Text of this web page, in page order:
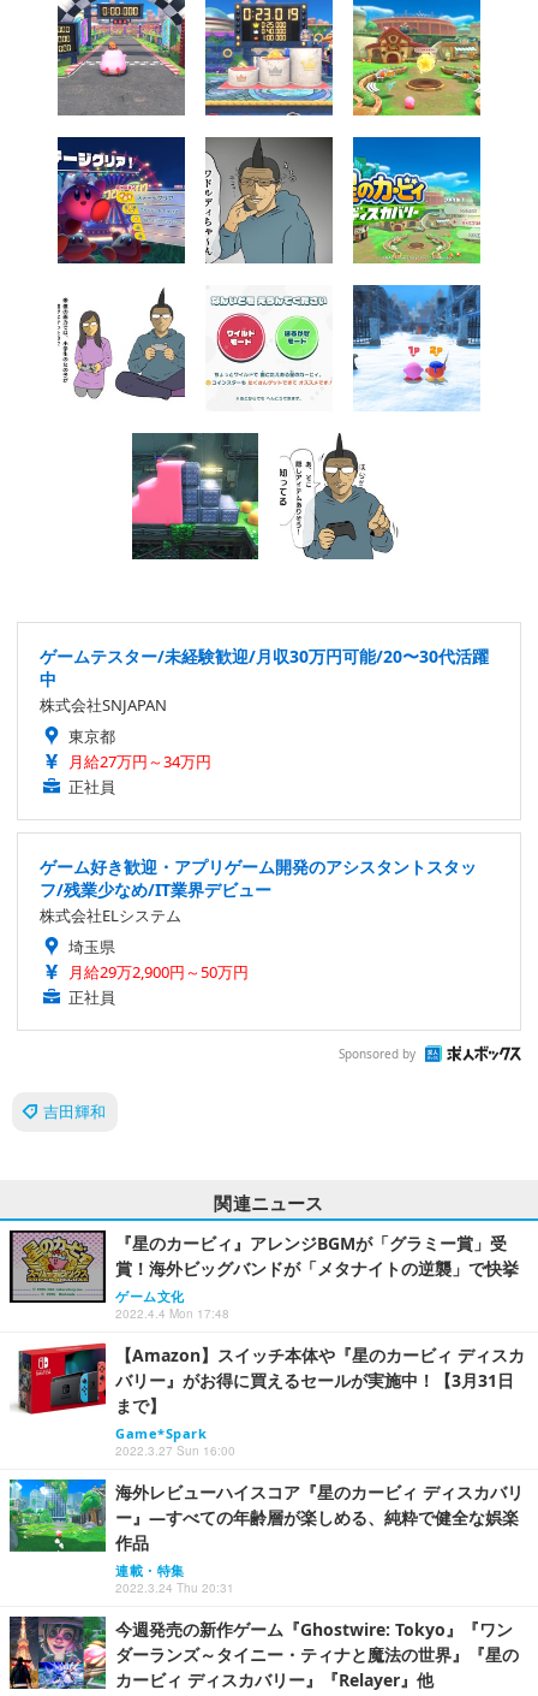
ゲームテスター/未経験歓迎/月収30万円可能/20〜30代活躍
中
株式会社SNJAPAN
東京都
月給27万円～34万円
正社員
ゲーム好き歓迎・アプリゲーム開発のアシスタントスタッ
フ/残業少なめ/IT業界デビュー
株式会社ELシステム
埼玉県
月給29万2,900円～50万円
正社員
Sponsored by
吉田輝和
関連ニュース
『星のカービィ』アレンジBGMが「グラミー賞」受
賞！海外ビッグバンドが「メタナイトの逆襲」で快挙
ゲーム文化
2022.4.4 Mon 17:48
【Amazon】スイッチ本体や『星のカービィ ディスカ
バリー』がお得に買えるセールが実施中！【3月31日
まで】
Game*Spark
2022.3.27 Sun 16:00
海外レビューハイスコア『星のカービィ ディスカバリ
ー』―すべての年齢層が楽しめる、純粋で健全な娯楽
作品
連載・特集
2022.3.24 Thu 20:31
今週発売の新作ゲーム『Ghostwire: Tokyo』『ワン
ダーランズ～タイニー・ティナと魔法の世界』『星の
カービィ ディスカバリー』『Relayer』他